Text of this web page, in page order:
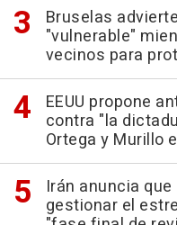
Bruselas
"vulnerable"
vecinos para
EEUU propone
contra "la
Ortega y Murillo
Irán anuncia
gestionar el